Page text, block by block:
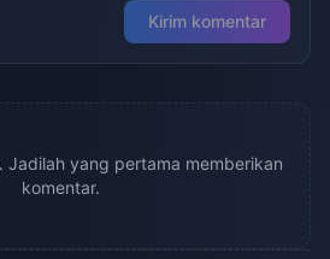
Kirim komentar
Jadilah yang pertama memberikan
komentar.